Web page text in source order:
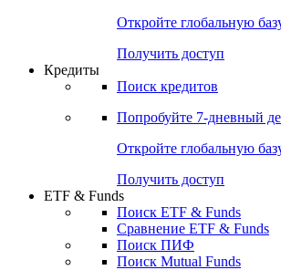
Откройте глобальную
Получить доступ
Кредиты
Поиск кредитов
Попробуйте 7-дневный
Откройте глобальную
Получить доступ
ETF & Funds
Поиск ETF & Funds
Сравнение ETF & Funds
Поиск ПИФ
Поиск Mutual Funds